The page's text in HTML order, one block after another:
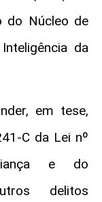
do Núcleo de
da
em tese,
C da Lei nº
e do
delitos